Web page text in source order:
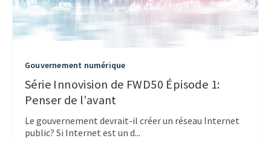
Gouvernement numérique
Série Innovision de FWD50 Épisode 1:
Penser de l’avant
Le gouvernement devrait-il créer un réseau Internet
public? Si Internet est un d...